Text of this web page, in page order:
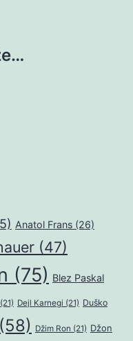
Anatol Frans (26)
(47)
(75) Blez Paskal
(21) Dejl Karnegi (21) Duško
(58) Džim Ron (21) Džon